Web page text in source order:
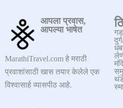
आपला प्रवास,
आपल्या भाषेत
MarathiTravel.com हे मराठी
प्रवाशांसाठी खास तयार केलेले एक
विश्वासार्ह व्यासपीठ आहे.